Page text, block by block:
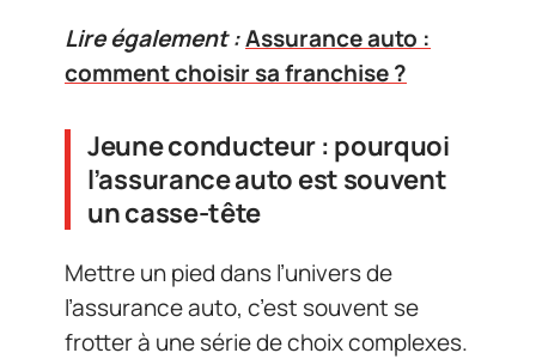
Lire également :Assurance auto :
comment choisir sa franchise ?
Jeune conducteur : pourquoi
l’assurance auto est souvent
un casse-tête
Mettre un pied dans l’univers de
l’assurance auto, c’est souvent se
frotter à une série de choix complexes.